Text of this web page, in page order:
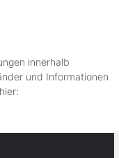
innerhalb
und Informationen